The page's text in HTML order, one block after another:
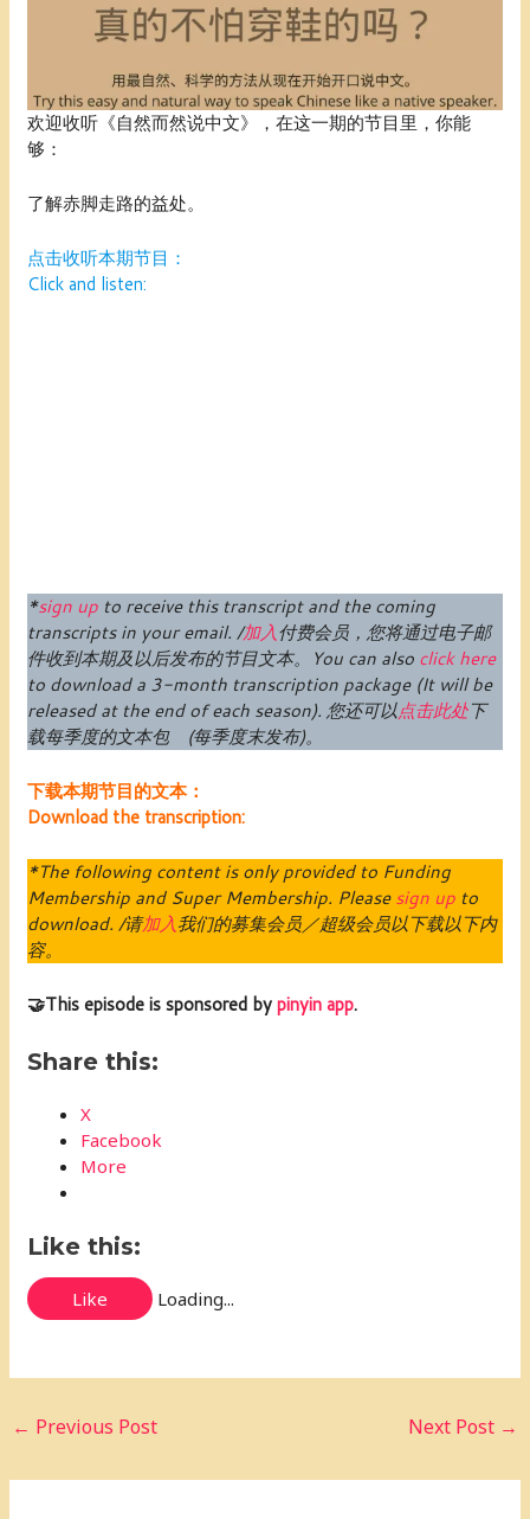
欢迎收听《自然而然说中文》，在这一期的节目里，你能
够：
了解赤脚走路的益处。
点击收听本期节目：
Click and listen:
*sign up to receive this transcript and the coming
transcripts in your email. /加入付费会员 ，您将通过电子邮
件收到本期及以后发布的节目文本。
You can also click here
to download a 3-month transcription package (It will be
released at the end of each season). 您还可以点击此处下
载每季度的文本包 (每季度末发布)。
下载本期节目的文本：
Download the transcription:
*The following content is only provided to Funding
Membership and Super Membership. Pleasesign up to
download. /请加入我们的募集会员／超级会员以下载以下内
容。
🤝This episode is sponsored bypinyin app.
Share this:
X
Facebook
More
Like this:
Like Loading...
← Previous Post Next Post →